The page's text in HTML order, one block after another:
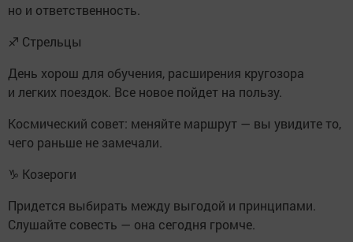
но и ответственность.
♐ Стрельцы
День хорош для обучения, расширения кругозора
и легких поездок. Все новое пойдет на пользу.
Космический совет: меняйте маршрут — вы увидите то,
чего раньше не замечали.
♑ Козероги
Придется выбирать между выгодой и принципами.
Слушайте совесть — она сегодня громче.